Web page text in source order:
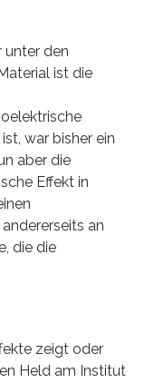
unter den
ist die
war bisher ein
aber die
Effekt in
an
die die
zeigt oder
Held am Institut